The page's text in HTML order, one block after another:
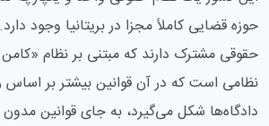
حوزه قضایی کاملاً مجزا در بریتانیا وجود
حقوقی مشترک دارند که مبتنی بر نظام
نظامی است که در آن قوانین بیشتر بر
دادگاه‌ها شکل می‌گیرد، به جای قوانین